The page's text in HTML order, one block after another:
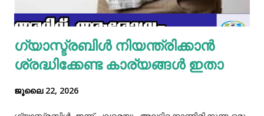
ഒരു പാനിൽ കുറച്ച് നെയ്യ് തടവിയ ശേഷം അതിൽ തയാ...
ഗ്യാസ്ട്രബിൾ നിയന്ത്രിക്കാൻ
ശ്രദ്ധിക്കേണ്ട കാര്യങ്ങൾ ഇതാ
ജൂലൈ 22, 2026